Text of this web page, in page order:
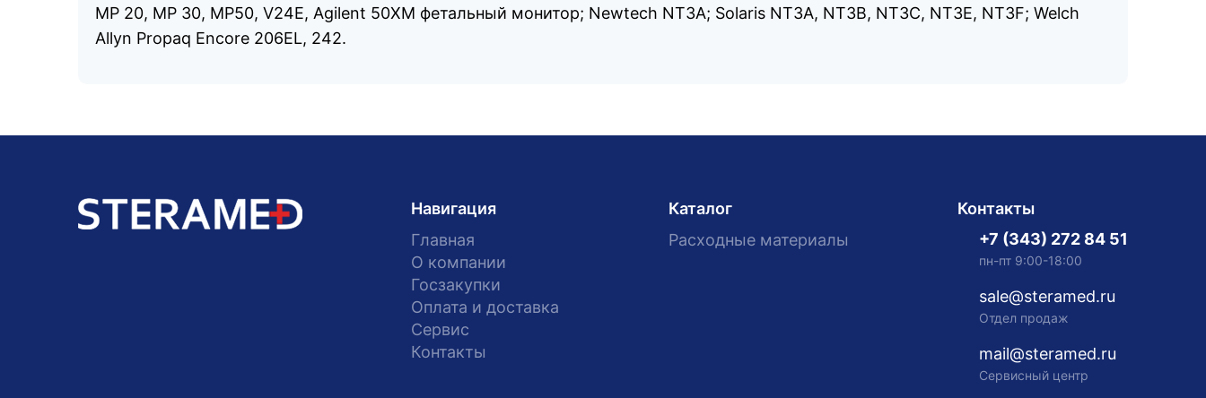
MP 20, MP 30, MP50, V24E, Agilent 50XM фетальный монитор; Newtech NT3A; Solaris NT3A, NT3B, NT3C, NT3E, NT3F; Welch
Allyn Propaq Encore 206EL, 242.
Навигация
Главная
О компании
Госзакупки
Оплата и доставка
Сервис
Контакты
Каталог
Расходные материалы
Контакты
+7 (343) 272 84 51
пн-пт 9:00-18:00
sale@steramed.ru
Отдел продаж
mail@steramed.ru
Сервисный центр